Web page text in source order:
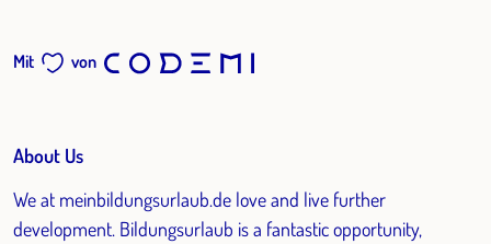
Mit von
About Us
We at meinbildungsurlaub.de love and live further
development. Bildungsurlaub is a fantastic opportunity,